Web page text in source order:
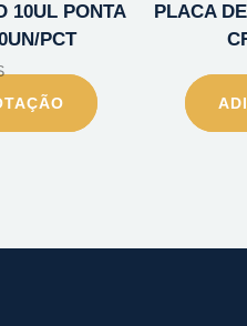
10UL PONTA
PCT
PLACA